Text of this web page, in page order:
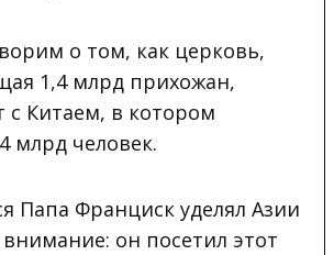
о том, как церковь,
1,4 млрд прихожан,
с Китаем, в котором
млрд человек.
Папа Франциск уделял Азии
он посетил этот